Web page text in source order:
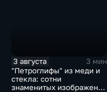
3 августа
3 мин
"Петроглифы" из меди и
стекла: сотни
знаменитых изображений